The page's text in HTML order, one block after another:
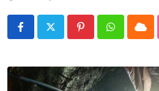
PinterestWhatsappCloud